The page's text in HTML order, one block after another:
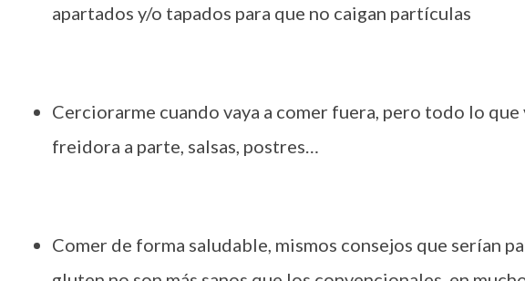
apartados y/o tapados para que no caigan partículas
Cerciorarme cuando vaya a comer fuera, pero todo lo
freidora a parte, salsas, postres…
Comer de forma saludable, mismos consejos que serían